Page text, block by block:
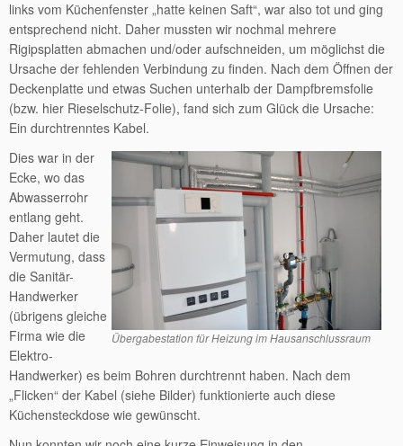
links vom Küchenfenster „hatte keinen Saft“, war also tot und ging
entsprechend nicht. Daher mussten wir nochmal mehrere
Rigipsplatten abmachen und/oder aufschneiden, um möglichst die
Ursache der fehlenden Verbindung zu finden. Nach dem Öffnen der
Deckenplatte und etwas Suchen unterhalb der Dampfbremsfolie
(bzw. hier Rieselschutz-Folie), fand sich zum Glück die Ursache:
Ein durchtrenntes Kabel.
Übergabestation für Heizung im Hausanschlussraum
Dies war in der
Ecke, wo das
Abwasserrohr
entlang geht.
Daher lautet die
Vermutung, dass
die Sanitär-
Handwerker
(übrigens gleiche
Firma wie die
Elektro-
Handwerker) es beim Bohren durchtrennt haben. Nach dem
„Flicken“ der Kabel (siehe Bilder) funktionierte auch diese
Küchensteckdose wie gewünscht.